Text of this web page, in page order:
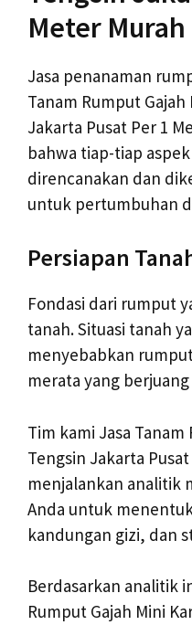
Meter Murah
Jasa penanaman
Tanam Rumput
Jakarta Pusat Per 1
bahwa tiap-tiap
direncanakan dan
untuk pertumbuhan
Persiapan
Fondasi dari rumput
tanah. Situasi tanah
menyebabkan
merata yang
Tim kami Jasa
Tengsin Jakarta
menjalankan analitik
Anda untuk
kandungan gizi, dan
Berdasarkan analitik
Rumput Gajah Mini